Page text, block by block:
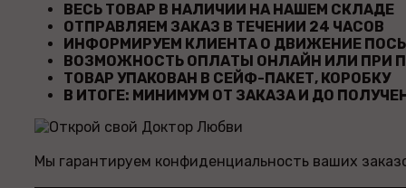
ВЕСЬ ТОВАР В НАЛИЧИИ НА НАШЕМ СКЛАДЕ
ОТПРАВЛЯЕМ ЗАКАЗ В ТЕЧЕНИИ 24 ЧАСОВ
ИНФОРМИРУЕМ КЛИЕНТА О ДВИЖЕНИЕ
ВОЗМОЖНОСТЬ ОПЛАТЫ ОНЛАЙН ИЛИ ПРИ
ТОВАР УПАКОВАН В СЕЙФ-ПАКЕТ, КОРОБКУ
В ИТОГЕ: МИНИМУМ ОТ ЗАКАЗА И ДО
Мы гарантируем конфиденциальность ваших